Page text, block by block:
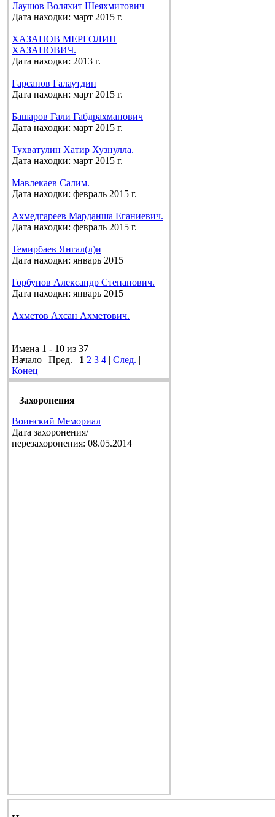
Лаушов Воляхит Шеяхмитович
Дата находки: март 2015 г.
ХАЗАНОВ МЕРГОЛИН
ХАЗАНОВИЧ.
Дата находки: 2013 г.
Гарсанов Галаутдин
Дата находки: март 2015 г.
Башаров Гали Габдрахманович
Дата находки: март 2015 г.
Тухватулин Хатир Хузнулла.
Дата находки: март 2015 г.
Мавлекаев Салим.
Дата находки: февраль 2015 г.
Ахмедгареев Марданша Еганиевич.
Дата находки: февраль 2015 г.
Темирбаев Янгал(л)и
Дата находки: январь 2015
Горбунов Александр Степанович.
Дата находки: январь 2015
Ахметов Ахсан Ахметович.
Имена 1 - 10 из 37
Начало | Пред. | 1 2 3 4 | След. |
Конец
Захоронения
Воинский Мемориал
Дата захоронения/
перезахоронения: 08.05.2014